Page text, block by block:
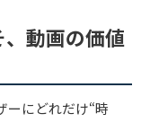
動画の価値
ーにどれだけ“時